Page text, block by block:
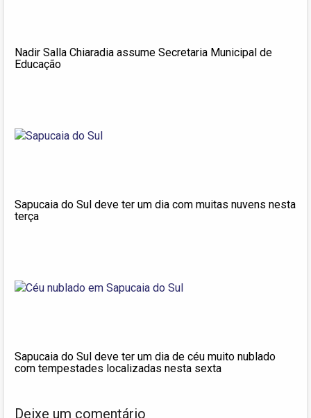
Nadir Salla Chiaradia assume Secretaria Municipal de
Educação
Sapucaia do Sul deve ter um dia com muitas nuvens nesta
terça
Sapucaia do Sul deve ter um dia de céu muito nublado
com tempestades localizadas nesta sexta
Deixe um comentário